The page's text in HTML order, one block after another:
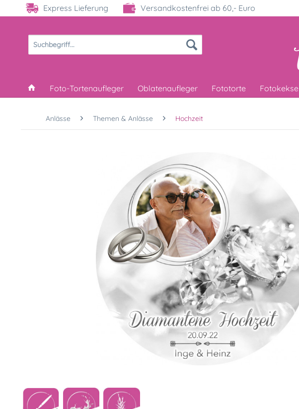
Express Lieferung Versandkostenfrei ab 60,- Euro
Foto-Tortenaufleger Oblatenaufleger Fototorte Fotokekse
Anlässe Themen & Anlässe Hochzeit